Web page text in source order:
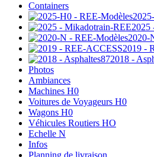
Containers
2025
2020-
2019 -
2018 -
Photos
Ambiances
Machines H0
Voitures de Voyageurs H0
Wagons H0
Véhicules Routiers HO
Echelle N
Infos
Planning de livraison